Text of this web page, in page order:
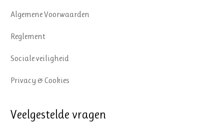
Algemene Voorwaarden
Reglement
Sociale veiligheid
Privacy & Cookies
Veelgestelde vragen